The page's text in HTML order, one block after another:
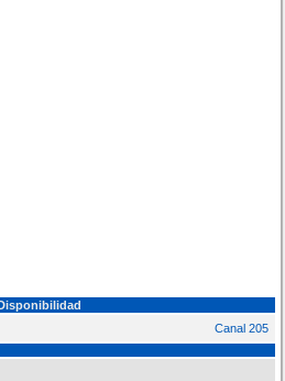
Canal 205